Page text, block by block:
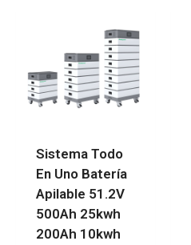
Sistema Todo
En Uno Batería
Apilable 51.2V
500Ah 25kwh
200Ah 10kwh